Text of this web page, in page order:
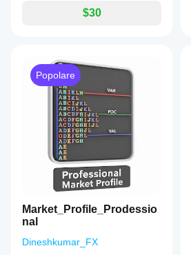
$30
Popolare
Market_Profile_Prodessio
nal
Dineshkumar_FX